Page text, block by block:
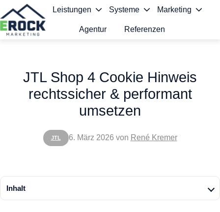
Leistungen Systeme Marketing
Agentur Referenzen
JTL
JTL Shop 4 Cookie Hinweis
rechtssicher & performant
umsetzen
6. März 2026 von René Kremer
Inhalt